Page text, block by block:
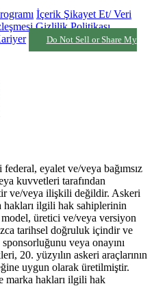
İçerik Şikayet Et/ Veri
Gizlilik Politikası
Do Not Sell or Share My
eyalet ve/veya bağımsız
kuvvetleri tarafından
ve/veya ilişkili değildir. Askeri
hakları ilgili hak sahiplerinin
üretici ve/veya versiyon
tarihsel doğruluk içindir ve
veya onayını
20. yüzyılın askeri araçlarının
uygun olarak üretilmiştir.
marka hakları ilgili hak